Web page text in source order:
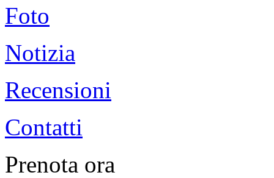
Foto
Notizia
Recensioni
Contatti
Prenota ora